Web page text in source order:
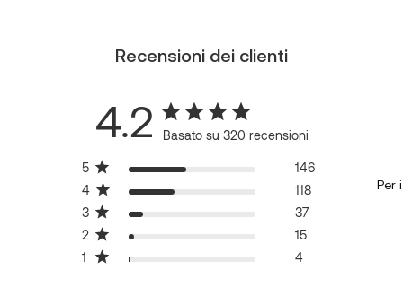
Per
Recensioni dei clienti
4.2 Basato su 320 recensioni
5
146
4
118
3
37
2
15
1
4